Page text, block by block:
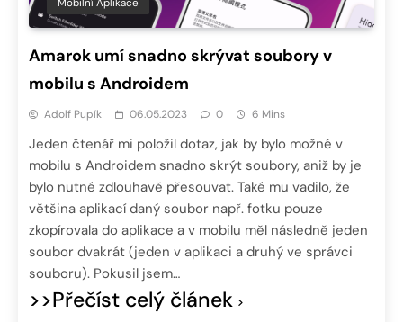
Mobilní Aplikace
Amarok umí snadno skrývat soubory v
mobilu s Androidem
Adolf Pupík 06.05.2023 0 6 Mins
Jeden čtenář mi položil dotaz, jak by bylo možné v
mobilu s Androidem snadno skrýt soubory, aniž by je
bylo nutné zdlouhavě přesouvat. Také mu vadilo, že
většina aplikací daný soubor např. fotku pouze
zkopírovala do aplikace a v mobilu měl následně jeden
soubor dvakrát (jeden v aplikaci a druhý ve správci
souboru). Pokusil jsem…
>>Přečíst celý článek